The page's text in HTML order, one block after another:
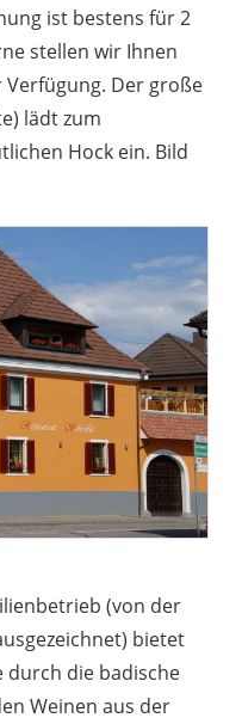
ist bestens für 2
stellen wir Ihnen
Der große
lädt zum
Hock ein. Bild
(von der
bietet
durch die badische
Weinen aus der